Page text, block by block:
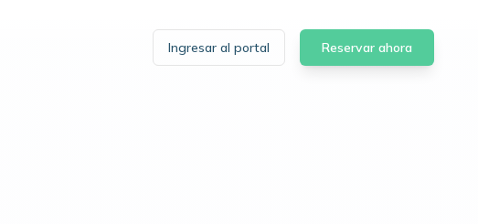
Ingresar al portal Reservar ahora